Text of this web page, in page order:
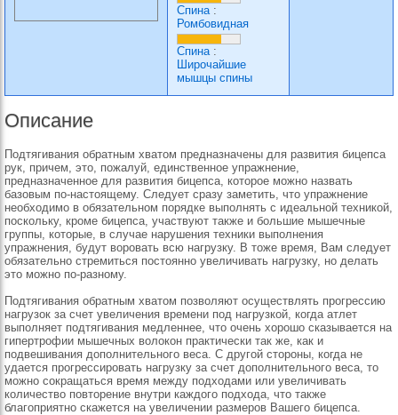
Спина:
Ромбовидная
Спина:
Широчайшие
мышцы спины
Описание
Подтягивания обратным хватом предназначены для развития бицепса
рук, причем, это, пожалуй, единственное упражнение,
предназначенное для развития бицепса, которое можно назвать
базовым по-настоящему. Следует сразу заметить, что упражнение
необходимо в обязательном порядке выполнять с идеальной техникой,
поскольку, кроме бицепса, участвуют также и большие мышечные
группы, которые, в случае нарушения техники выполнения
упражнения, будут воровать всю нагрузку. В тоже время, Вам следует
обязательно стремиться постоянно увеличивать нагрузку, но делать
это можно по-разному.
Подтягивания обратным хватом позволяют осуществлять прогрессию
нагрузок за счет увеличения времени под нагрузкой, когда атлет
выполняет подтягивания медленнее, что очень хорошо сказывается на
гипертрофии мышечных волокон практически так же, как и
подвешивания дополнительного веса. С другой стороны, когда не
удается прогрессировать нагрузку за счет дополнительного веса, то
можно сокращаться время между подходами или увеличивать
количество повторение внутри каждого подхода, что также
благоприятно скажется на увеличении размеров Вашего бицепса.